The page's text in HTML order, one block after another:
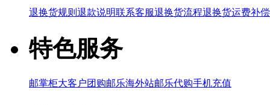
退换货规则 退款说明联系客服退换货流程退换货运费补
特色服务
邮掌柜大客户团购邮乐海外站邮乐代购手机充值